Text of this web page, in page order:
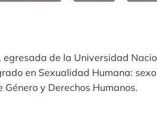
egresada de la Universidad
en Sexualidad Humana:
y Derechos Humanos.